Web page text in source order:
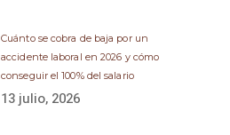
Cuánto se cobra de baja por un
accidente laboral en 2026 y cómo
conseguir el 100% del salario
13 julio, 2026